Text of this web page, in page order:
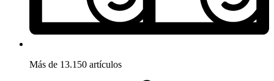
Más de 13.150 artículos